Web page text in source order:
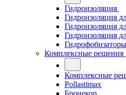
Гидроизоляция
Гидроизоляция
Гидроизоляция
Гидроизоляция
Гидрофобизаторы
Комплексные решения
Комплексные
Pollastimax
Бронекор